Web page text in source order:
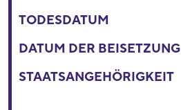
TODESDATUM
DATUM DER BEISETZUNG
STAATSANGEHÖRIGKEIT